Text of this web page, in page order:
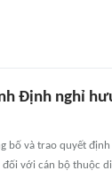
Định nghỉ
bố và trao quyết
với cán bộ thuộc